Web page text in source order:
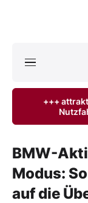
Finanz-Check
+++
BMW-
Modus:
auf die